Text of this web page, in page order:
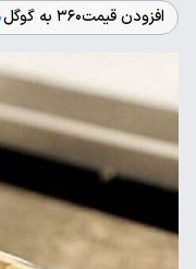
افزودن قیمت۳۶۰ به گوگل